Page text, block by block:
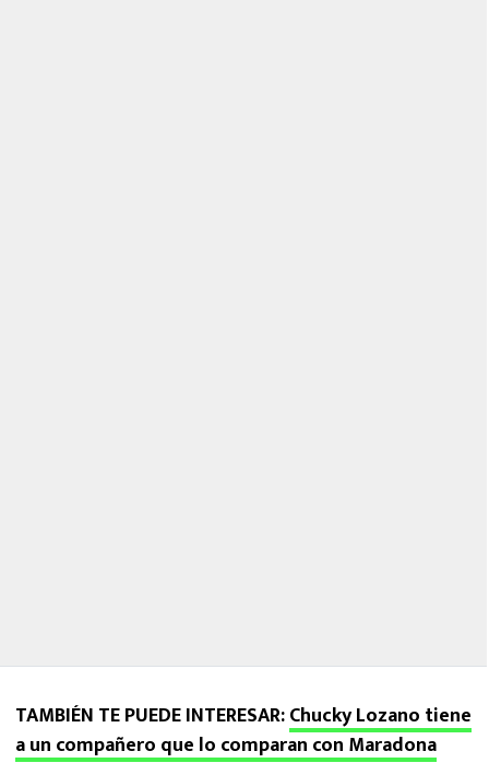
TAMBIÉN TE PUEDE INTERESAR:Chucky Lozano tiene
a un compañero que lo comparan con Maradona